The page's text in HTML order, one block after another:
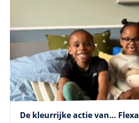
De kleurrijke actie van… Flexa